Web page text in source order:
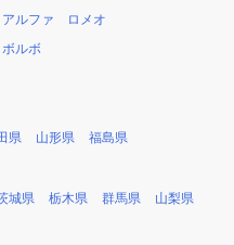
アルファ ロメオ
ボルボ
県 山形県 福島県
城県 栃木県 群馬県 山梨県